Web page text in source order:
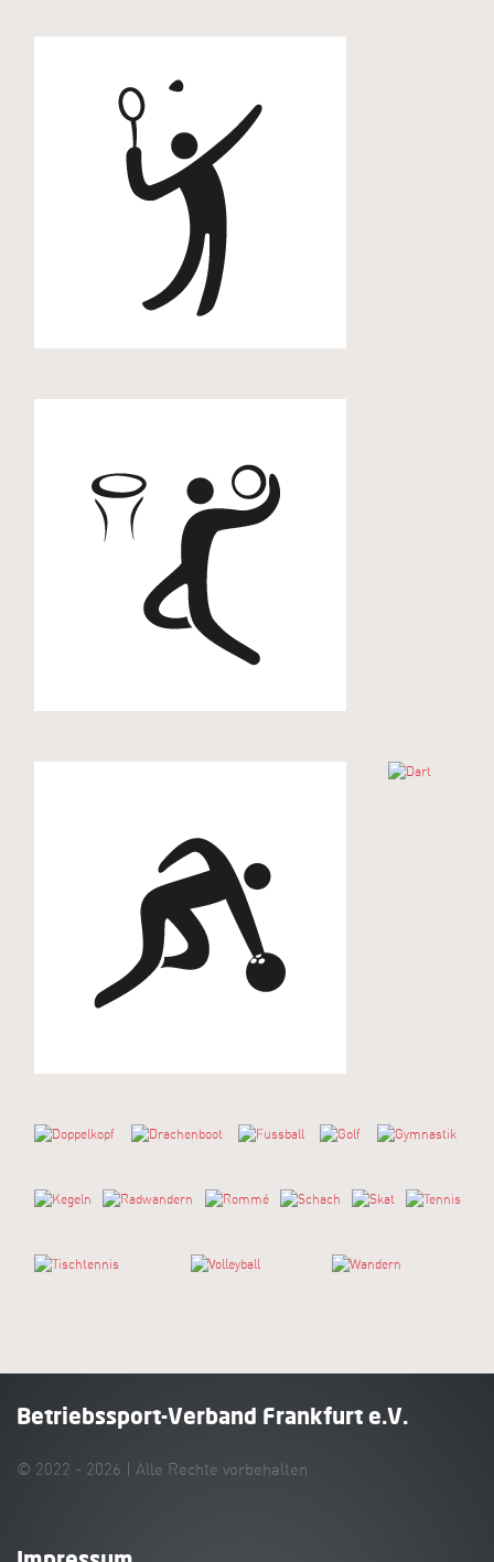
Badminton
Bowling
Doppelkopf Drachenboot Fussball Golf Gymnastik
Kegeln Radwandern Rommé Schach Skat Tennis
Tischtennis Volleyball Wandern
Betriebssport-Verband Frankfurt e.V.
© 2022 - 2026 | Alle Rechte vorbehalten